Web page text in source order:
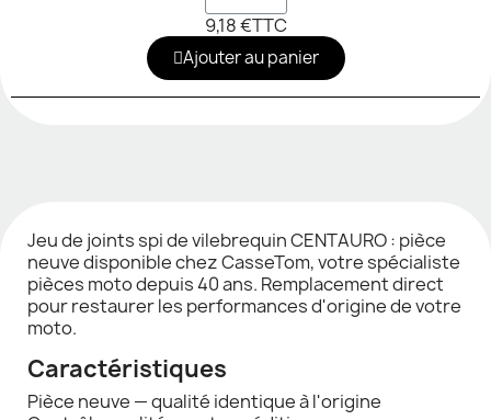
9,18 €TTC
Ajouter au panier
Jeu de joints spi de vilebrequin CENTAURO : pièce
neuve disponible chez CasseTom, votre spécialiste
pièces moto depuis 40 ans. Remplacement direct
pour restaurer les performances d'origine de votre
moto.
Caractéristiques
Pièce neuve — qualité identique à l'origine